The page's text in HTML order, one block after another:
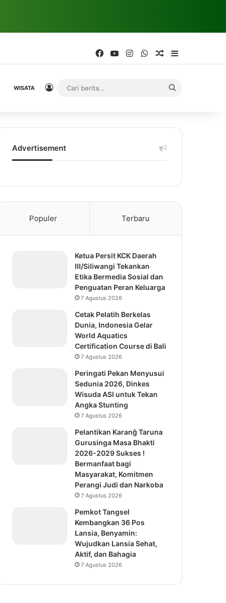
FacebookYouTubeInstagramWhatsAppRandom Article
WISATA Log In
Advertisement
Populer Terbaru
Ketua Persit KCK Daerah
III/Siliwangi Tekankan
Etika Bermedia Sosial dan
Penguatan Peran Keluarga
7 Agustus 2026
Cetak Pelatih Berkelas
Dunia, Indonesia Gelar
World Aquatics
Certification Course di Bali
7 Agustus 2026
Peringati Pekan Menyusui
Sedunia 2026, Dinkes
Wisuda ASI untuk Tekan
Angka Stunting
7 Agustus 2026
Pelantikan Karanĝ Taruna
Gurusinga Masa Bhakti
2026-2029 Sukses !
Bermanfaat bagi
Masyarakat, Komitmen
Perangi Judi dan Narkoba
7 Agustus 2026
Pemkot Tangsel
Kembangkan 36 Pos
Lansia, Benyamin:
Wujudkan Lansia Sehat,
Aktif, dan Bahagia
7 Agustus 2026